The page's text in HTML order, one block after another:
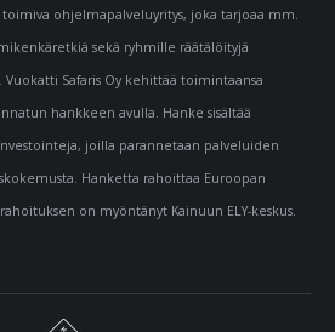
toimiva ohjelmapalveluyritys, joka tarjoaa mm.
sekä ryhmille räätälöityjä
Safaris Oy kehittää toimintaansa
hankkeen avulla. Hanke sisältää
joilla parannetaan palveluiden
Hanketta rahoittaa Euroopan
on myöntänyt Kainuun ELY-keskus.